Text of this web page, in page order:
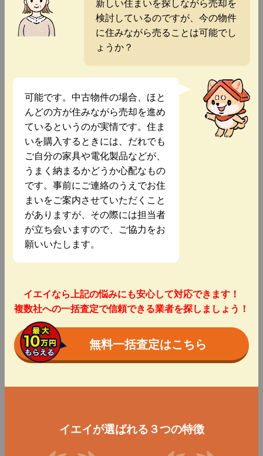
検討しているのですが、今の物件
に住みながら売ることは可能でし
ょうか？
可能です。中古物件の場合、ほと
んどの方が住みながら売却を進め
ているというのが実情です。住ま
いを購入するときには、だれでも
ご自分の家具や電化製品などが、
うまく納まるかどうか心配なもの
です。事前にご連絡のうえでお住
まいをご案内させていただくこと
がありますが、その際には担当者
が立ち会いますので、ご協力をお
願いいたします。
イエイなら上記の悩みにも安心して対応できます！
複数社への一括査定で信頼できる業者を探しましょう！
無料一括査定はこちら
イエイが選ばれる３つの特徴